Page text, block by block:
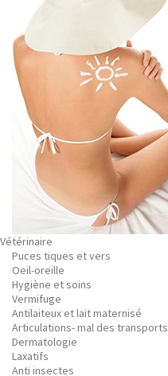
Vétérinaire
Puces tiques et vers
Oeil-oreille
Hygiène et soins
Vermifuge
Antilaiteux et lait maternisé
Articulations- mal des transports
Dermatologie
Laxatifs
Anti insectes